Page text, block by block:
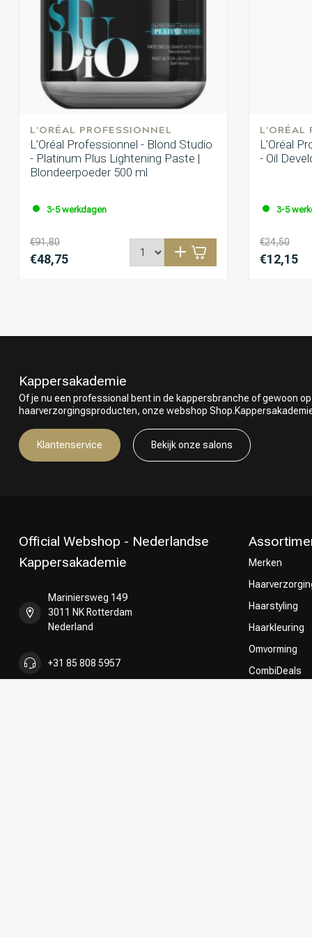
L'ORÉAL PROFESSIONNEL
L’Oréal Professionnel - Blond Studio
- Platinum Plus Lightening Paste |
Blondeerpoeder 500 ml
3-5 werkdagen
€91,80
€48,75
L'ORÉAL
L’Oréal
- Oil
3-5
€24,50
€12,15
Kappersakademie
Of je nu een professional bent in de kappersbranche of gewoon
haarverzorgingsproducten, onze webshop
Klantenservice Bekijk onze salons
Official Webshop - Nederlandse
Kappersakademie
Mariniersweg 149
3011 NK Rotterdam
Nederland
+31 85 808 5957
Merken
Haarstyling
Haarkleuring
Omvorming
CombiDeals